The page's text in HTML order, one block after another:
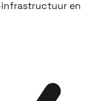
infrastructuur en